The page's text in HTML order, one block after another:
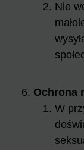
Nie
Ochrona
W